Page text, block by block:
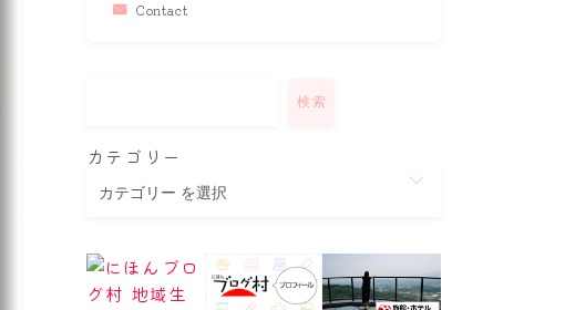
Contact
検索
カテゴリー